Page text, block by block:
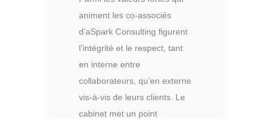
animent les co-associés
d’aSpark Consulting figurent
l’intégrité et le respect, tant
en interne entre
collaborateurs, qu’en externe
vis-à-vis de leurs clients. Le
cabinet met un point